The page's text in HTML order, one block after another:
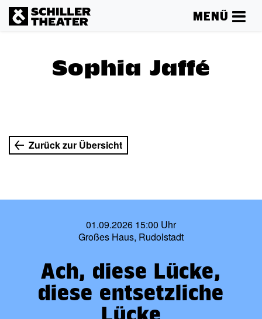
MENÜ
Sophia Jaffé
Zurück zur Übersicht
01.09.2026 15:00 Uhr
Großes Haus, Rudolstadt
Ach, diese Lücke,
diese entsetzliche